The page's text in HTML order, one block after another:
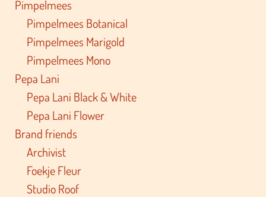
Pimpelmees
Pimpelmees Botanical
Pimpelmees Marigold
Pimpelmees Mono
Pepa Lani
Pepa Lani Black & White
Pepa Lani Flower
Brand friends
Archivist
Foekje Fleur
Studio Roof